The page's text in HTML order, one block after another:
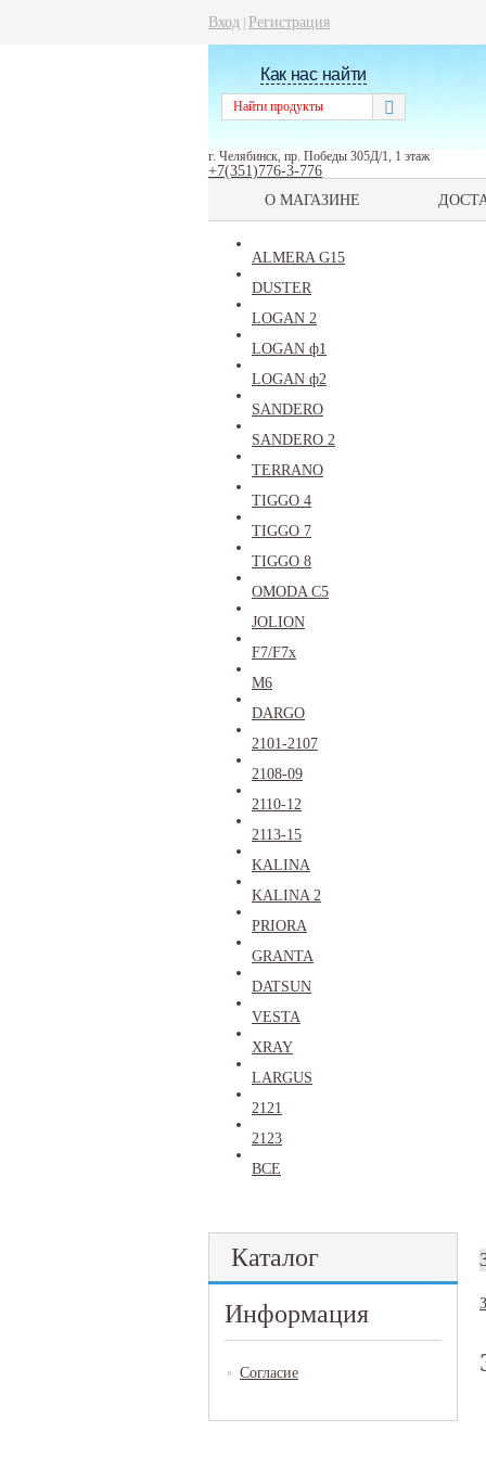
Вход Регистрация
Как нас найти
г. Челябинск, пр. Победы 305Д/1, 1 этаж
+7(351)776-3-776
О МАГАЗИНЕ
ALMERA G15
DUSTER
LOGAN 2
LOGAN ф1
LOGAN ф2
SANDERO
SANDERO 2
TERRANO
TIGGO 4
TIGGO 7
TIGGO 8
OMODA C5
JOLION
F7/F7x
M6
DARGO
2101-2107
2108-09
2110-12
2113-15
KALINA
KALINA 2
PRIORA
GRANTA
DATSUN
VESTA
XRAY
LARGUS
2121
2123
ВСЕ
Каталог
Информация
Согласие